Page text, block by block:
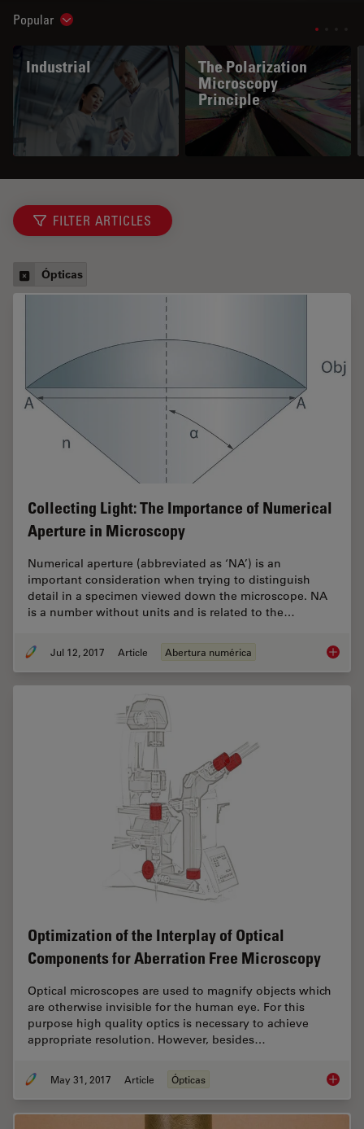
Popular Show subnavigation
Industrial
The Polarization
Microscopy
Principle
FILTER ARTICLES
Ópticas
Collecting Light: The Importance of Numerical
Aperture in Microscopy
Numerical aperture (abbreviated as ‘NA’) is an
important consideration when trying to distinguish
detail in a specimen viewed down the microscope. NA
is a number without units and is related to the…
Jul 12, 2017 Article Abertura numérica
Optimization of the Interplay of Optical
Components for Aberration Free Microscopy
Optical microscopes are used to magnify objects which
are otherwise invisible for the human eye. For this
purpose high quality optics is necessary to achieve
appropriate resolution. However, besides…
May 31, 2017 Article Ópticas